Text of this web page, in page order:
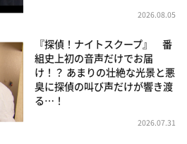
2026.08.05
『探偵！ナイトスクープ』 番
組史上初の音声だけでお届
け！？ あまりの壮絶な光景と悪
臭に探偵の叫び声だけが響き渡
る…！
2026.07.31